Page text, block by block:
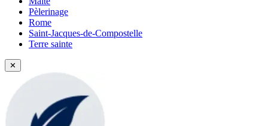
Pèlerinage
Rome
Saint-Jacques-de-Compostelle
Terre sainte
✕